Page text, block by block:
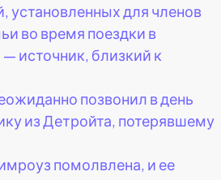
установленных для членов
во время поездки в
источник, близкий к
позвонил в день
из Детройта, потерявшему
помолвлена, и ее